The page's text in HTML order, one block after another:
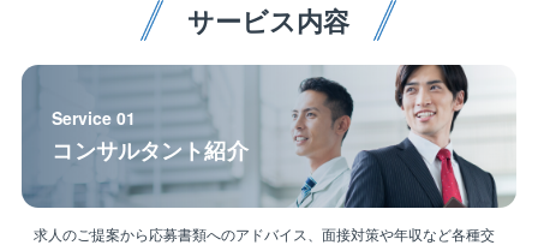
サービス内容
Service 01
コンサルタント紹介
求人のご提案から応募書類へのアドバイス、面接対策や年収など各種交